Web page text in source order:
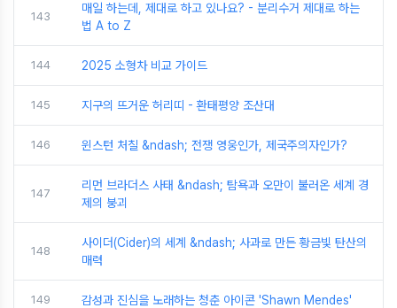
143
매일 하는데, 제대로 하고 있나요? - 분리수거 제대로 하는
법 A to Z
144 2025 소형차 비교 가이드
145 지구의 뜨거운 허리띠 - 환태평양 조산대
146 윈스턴 처칠 &ndash; 전쟁 영웅인가, 제국주의자인가?
147
리먼 브라더스 사태 &ndash; 탐욕과 오만이 불러온 세계 경
제의 붕괴
148
사이더(Cider)의 세계 &ndash; 사과로 만든 황금빛 탄산의
매력
149 감성과 진심을 노래하는 청춘 아이콘 'Shawn Mendes'